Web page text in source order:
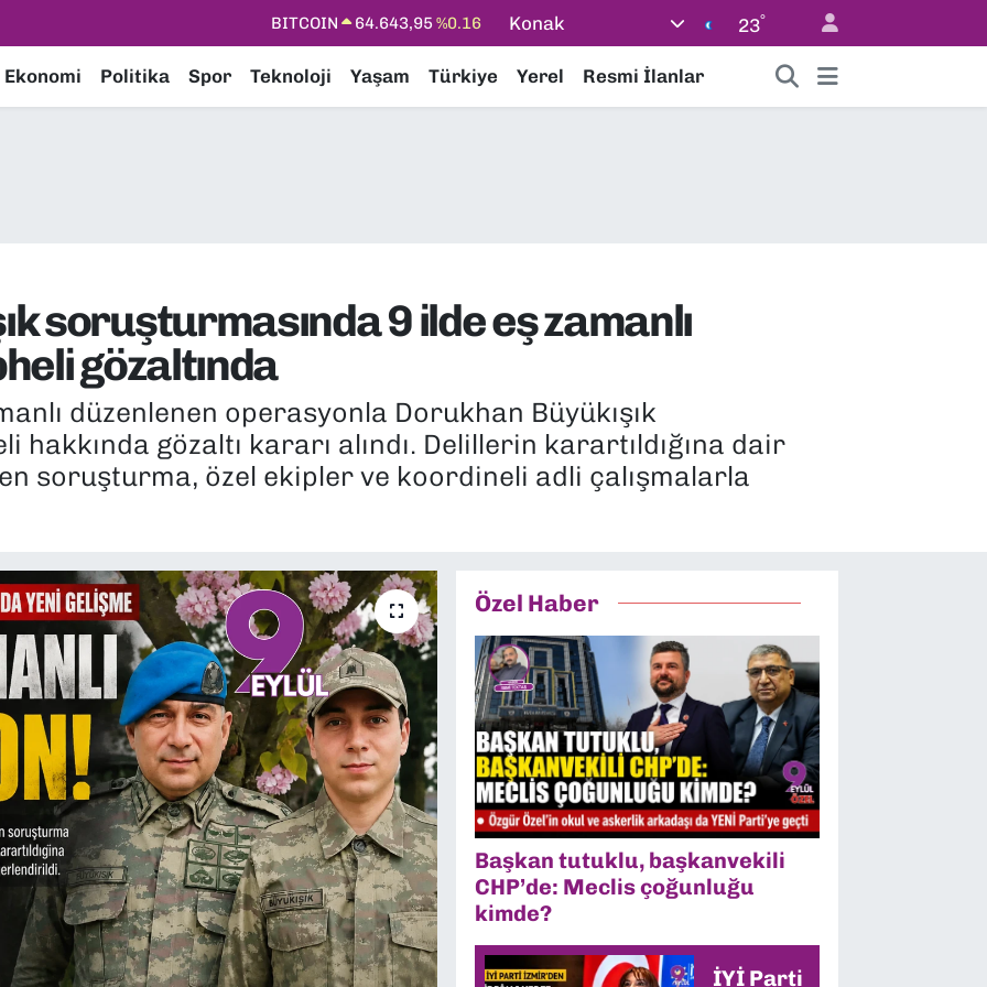
DOLAR 47,6704 %0
STERLİN 64,2143%0
Konak 23°
Ekonomi Politika Spor Teknoloji Yaşam Türkiye Yerel Resmi İlanlar
soruşturmasında 9 ilde eş zamanlı
gözaltında
düzenlenen operasyonla Dorukhan Büyükışık
hakkında gözaltı kararı alındı. Delillerin karartıldığına dair
soruşturma, özel ekipler ve koordineli adli çalışmalarla
Özel Haber
Başkan tutuklu, başkanvekili
CHP’de: Meclis çoğunluğu
kimde?
İYİ Parti